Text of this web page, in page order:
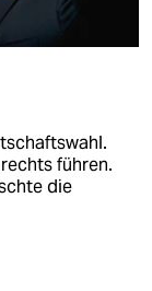
führen.
die